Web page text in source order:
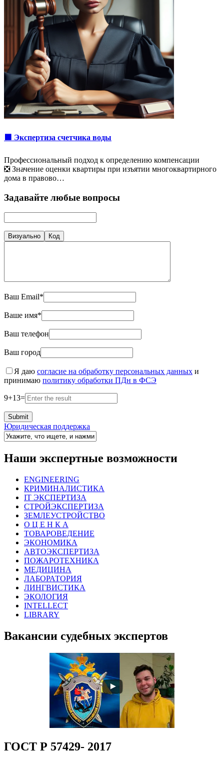
🟩 Экспертиза счетчика воды
Профессиональный подход к определению компенсации
❎ Значение оценки квартиры при изъятии многоквартирного
дома в правово…
Задавайте любые вопросы
Визуально Код
Ваш Email*
Ваше имя*
Ваш телефон
Ваш город
Я даю согласие на обработку персональных данных и
принимаю политику обработки ПДн в ФСЭ
9+13=
Юридическая поддержка
Наши экспертные возможности
ENGINEERING
КРИМИНАЛИСТИКА
IT ЭКСПЕРТИЗА
СТРОЙЭКСПЕРТИЗА
ЗЕМЛЕУСТРОЙСТВО
О Ц Е Н К А
ТОВАРОВЕДЕНИЕ
ЭКОНОМИКА
АВТОЭКСПЕРТИЗА
ПОЖАРОТЕХНИКА
МЕДИЦИНА
ЛАБОРАТОРИЯ
ЛИНГВИСТИКА
ЭКОЛОГИЯ
INTELLECT
LIBRARY
Вакансии судебных экспертов
ГОСТ Р 57429- 2017